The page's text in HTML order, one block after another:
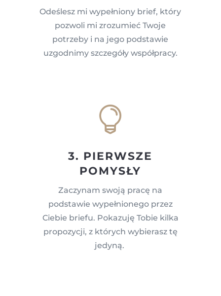
Odeślesz mi wypełniony brief, który
pozwoli mi zrozumieć Twoje
potrzeby i na jego podstawie
uzgodnimy szczegóły współpracy.

3. PIERWSZE
POMYSŁY
Zaczynam swoją pracę na
podstawie wypełnionego przez
Ciebie briefu. Pokazuję Tobie kilka
propozycji, z których wybierasz tę
jedyną.